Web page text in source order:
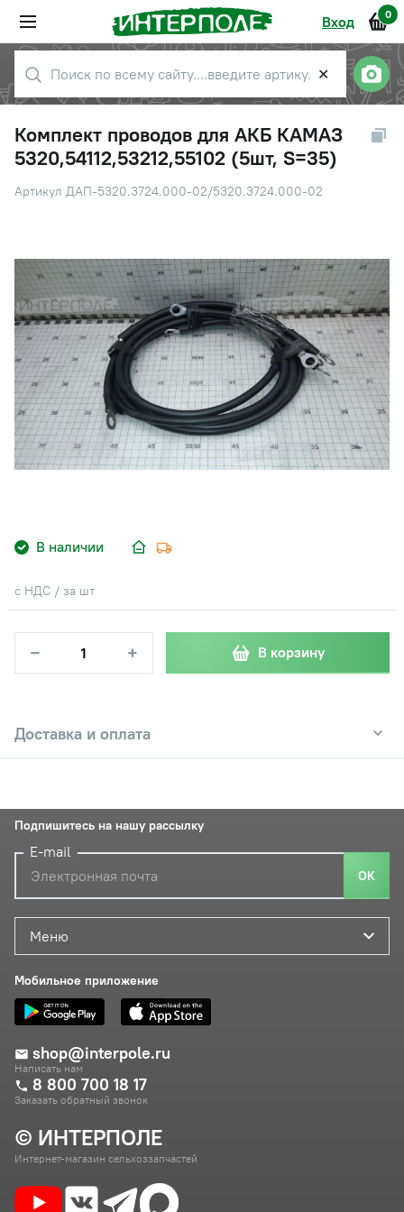
Вход 0
✕
Комплект проводов для АКБ КАМАЗ
5320,54112,53212,55102 (5шт, S=35)
Артикул ДАП-5320.3724.000-02/5320.3724.000-02
В наличии
с НДС / за шт
− + В корзину
Доставка и оплата
© ИНТЕРПОЛЕ
Интернет-магазин сельхоззапчастей
Меню
Мобильное приложение
shop@interpole.ru
Написать нам
8 800 700 18 17
Заказать обратный звонок
Подпишитесь на нашу рассылку
E-mail
ОК